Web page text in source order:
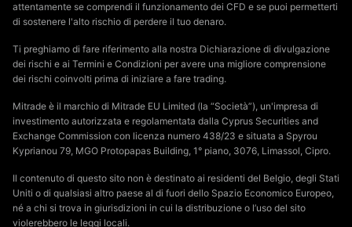
attentamente se comprendi il funzionamento dei CFD e se puoi permetterti
di sostenere l'alto rischio di perdere il tuo denaro.
Ti preghiamo di fare riferimento alla nostra Dichiarazione di divulgazione
dei rischi e ai Termini e Condizioni per avere una migliore comprensione
dei rischi coinvolti prima di iniziare a fare trading.
Mitrade è il marchio di Mitrade EU Limited (la “Società”), un'impresa di
investimento autorizzata e regolamentata dalla Cyprus Securities and
Exchange Commission con licenza numero 438/23 e situata a Spyrou
Kyprianou 79, MGO Protopapas Building, 1° piano, 3076, Limassol, Cipro.
Il contenuto di questo sito non è destinato ai residenti del Belgio, degli Stati
Uniti o di qualsiasi altro paese al di fuori dello Spazio Economico Europeo,
né a chi si trova in giurisdizioni in cui la distribuzione o l’uso del sito
violerebbero le leggi locali.